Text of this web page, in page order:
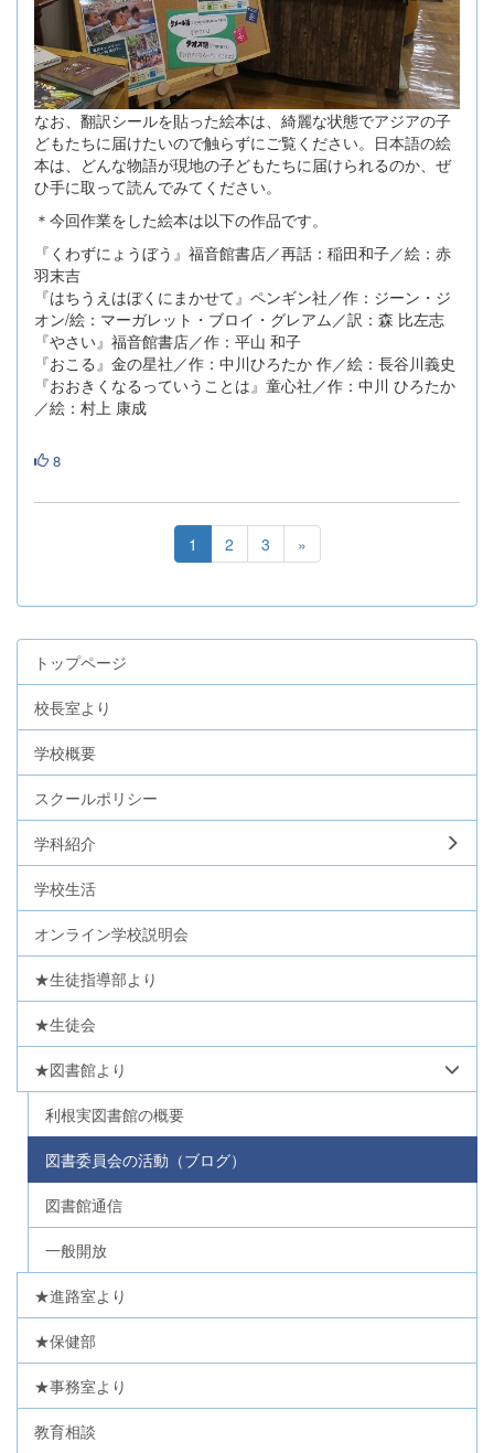
なお、翻訳シールを貼った絵本は、綺麗な状態でアジアの子
どもたちに届けたいので触らずにご覧ください。日本語の絵
本は、どんな物語が現地の子どもたちに届けられるのか、ぜ
ひ手に取って読んでみてください。
＊今回作業をした絵本は以下の作品です。
『くわずにょうぼう』福音館書店／再話：稲田和子／絵：赤
羽末吉
『はちうえはぼくにまかせて』ペンギン社／作：ジーン・ジ
オン/絵：マーガレット・ブロイ・グレアム／訳：森 比左志
『やさい』福音館書店／作：平山 和子
『おこる』金の星社／作：中川ひろたか 作／絵：長谷川義史
『おおきくなるっていうことは』童心社／作：中川 ひろたか
／絵：村上 康成
8
1 2 3 »
トップページ
校長室より
学校概要
スクールポリシー
学科紹介
学校生活
オンライン学校説明会
★生徒指導部より
★生徒会
★図書館より
利根実図書館の概要
図書委員会の活動（ブログ）
図書館通信
一般開放
★進路室より
★保健部
★事務室より
教育相談